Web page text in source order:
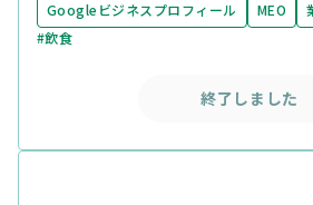
Googleビジネスプロフィール MEO
#飲食
終了しました